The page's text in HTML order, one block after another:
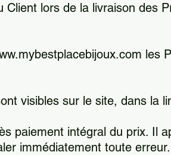
lors de la livraison des
les
visibles sur le site, dans la
paiement intégral du prix. Il
immédiatement toute erreur.